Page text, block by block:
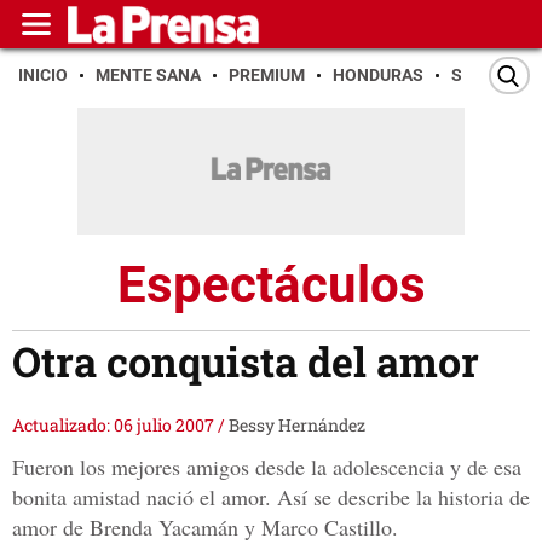
INICIO MENTE SANA PREMIUM HONDURAS SAN PEDRO
Espectáculos
Otra conquista del amor
Actualizado: 06 julio 2007/Bessy Hernández
Fueron los mejores amigos desde la adolescencia y de esa
bonita amistad nació el amor. Así se describe la historia de
amor de Brenda Yacamán y Marco Castillo.